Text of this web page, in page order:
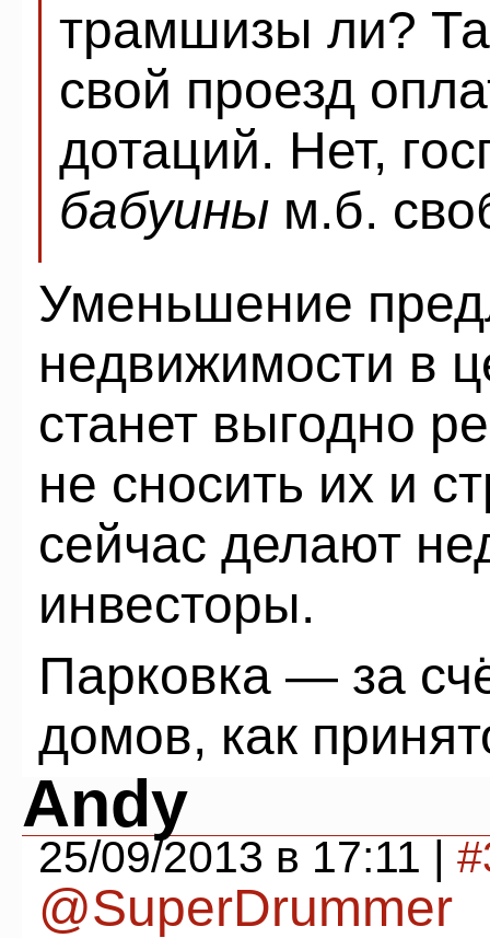
трамшизы ли?
свой проезд
дотаций. Нет,
бабуины м.б.
Уменьшение
недвижимости в
станет выгодно
не сносить их и
сейчас делают
инвесторы.
Парковка — за
домов, как
Andy
25/09/2013 в 17:11 |
@SuperDrummer